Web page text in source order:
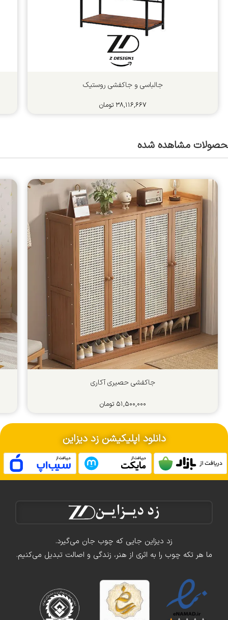
جالباسی و جاکفشی روستیک
۳۸,۱۱۶,۶۶۷ تومان
مشاهده شده
جاکفشی حصیری آکاری
۵۱,۵۰۰,۰۰۰ تومان
دانلود اپلیکیشن زد دیزاین
زد دیزاین جایی که چوب جان می‌گیرد.
ما هر تکه چوب را به اثری از هنر، زندگی و اصالت تبدیل می‌کنیم.